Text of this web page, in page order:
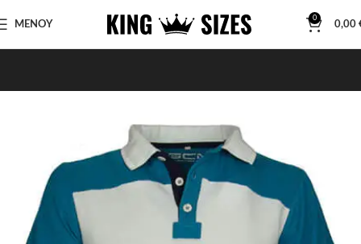
ΜΕΝΟΥ
0
0,00